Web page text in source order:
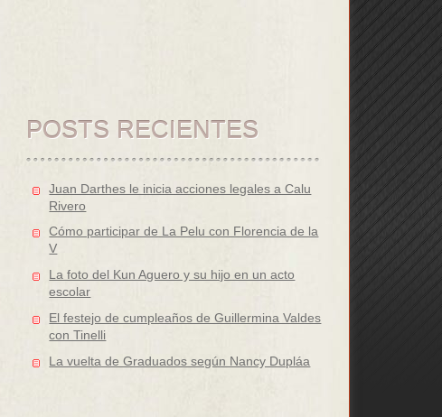
POSTS RECIENTES
Juan Darthes le inicia acciones legales a Calu
Rivero
Cómo participar de La Pelu con Florencia de la
V
La foto del Kun Aguero y su hijo en un acto
escolar
El festejo de cumpleaños de Guillermina Valdes
con Tinelli
La vuelta de Graduados según Nancy Dupláa